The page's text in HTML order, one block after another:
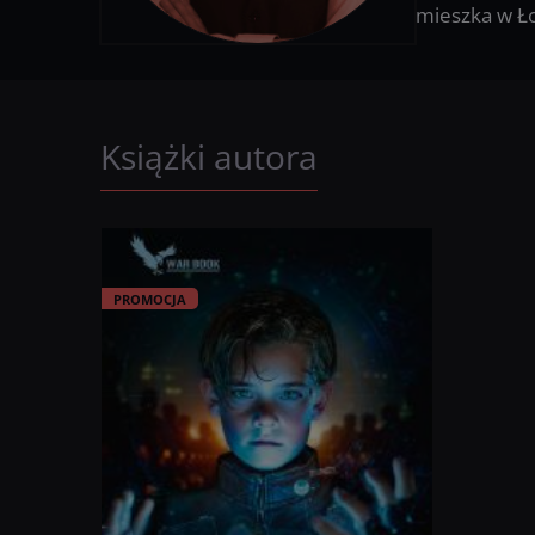
mieszka w
Książki autora
PROMOCJA